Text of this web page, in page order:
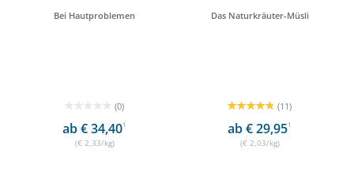
Bei Hautproblemen
(0)
ab € 34,401
(€ 2,33/kg)
Das Naturkräuter-Müsli
(11)
ab € 29,951
(€ 2,03/kg)